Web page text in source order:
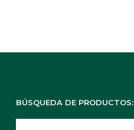
BÚSQUEDA DE PRODUCTOS: